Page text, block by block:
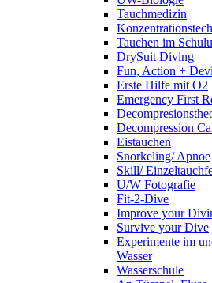
Tauchmedizin
Tauchen im
DrySuit Diving
Fun, Action +
Erste Hilfe mit O2
Emergency First
Decompression
Eistauchen
Snorkeling/ Apnoe
Skill/
U/W Fotografie
Fit-2-Dive
Improve your
Survive your Dive
Experimente im
Wasser
Wasserschule